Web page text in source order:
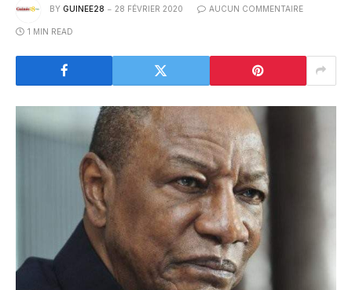
BY GUINEE28 28 FÉVRIER 2020 AUCUN COMMENTAIRE
1 MIN READ